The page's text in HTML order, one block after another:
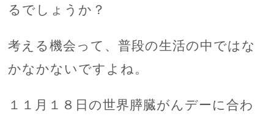
るでしょうか？
考える機会って、普段の生活の中ではな
かなかないですよね。
１１月１８日の世界膵臓がんデーに合わ